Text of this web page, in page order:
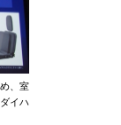
、室
イハ